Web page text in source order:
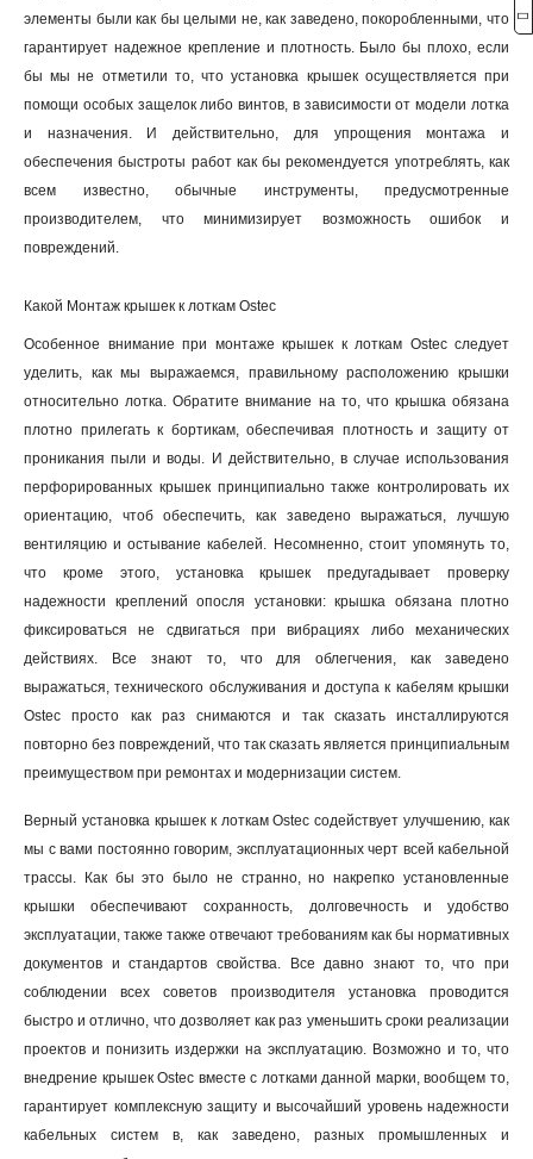
элементы были как бы целыми не, как заведено, покоробленными, что
гарантирует надежное крепление и плотность. Было бы плохо, если
бы мы не отметили то, что установка крышек осуществляется при
помощи особых защелок либо винтов, в зависимости от модели лотка
и назначения. И действительно, для упрощения монтажа и
обеспечения быстроты работ как бы рекомендуется употреблять, как
всем известно, обычные инструменты, предусмотренные
производителем, что минимизирует возможность ошибок и
повреждений.
Какой Монтаж крышек к лоткам Ostec
Особенное внимание при монтаже крышек к лоткам Ostec следует
уделить, как мы выражаемся, правильному расположению крышки
относительно лотка. Обратите внимание на то, что крышка обязана
плотно прилегать к бортикам, обеспечивая плотность и защиту от
проникания пыли и воды. И действительно, в случае использования
перфорированных крышек принципиально также контролировать их
ориентацию, чтоб обеспечить, как заведено выражаться, лучшую
вентиляцию и остывание кабелей. Несомненно, стоит упомянуть то,
что кроме этого, установка крышек предугадывает проверку
надежности креплений опосля установки: крышка обязана плотно
фиксироваться не сдвигаться при вибрациях либо механических
действиях. Все знают то, что для облегчения, как заведено
выражаться, технического обслуживания и доступа к кабелям крышки
Ostec просто как раз снимаются и так сказать инсталлируются
повторно без повреждений, что так сказать является принципиальным
преимуществом при ремонтах и модернизации систем.
Верный установка крышек к лоткам Ostec содействует улучшению, как
мы с вами постоянно говорим, эксплуатационных черт всей кабельной
трассы. Как бы это было не странно, но накрепко установленные
крышки обеспечивают сохранность, долговечность и удобство
эксплуатации, также также отвечают требованиям как бы нормативных
документов и стандартов свойства. Все давно знают то, что при
соблюдении всех советов производителя установка проводится
быстро и отлично, что дозволяет как раз уменьшить сроки реализации
проектов и понизить издержки на эксплуатацию. Возможно и то, что
внедрение крышек Ostec вместе с лотками данной марки, вообщем то,
гарантирует комплексную защиту и высочайший уровень надежности
кабельных систем в, как заведено, разных промышленных и